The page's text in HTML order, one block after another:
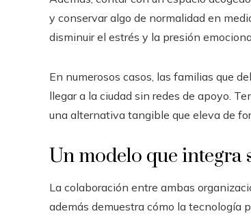
y conservar algo de normalidad en
disminuir el estrés y la presión
En numerosos casos, las familias que
llegar a la ciudad sin redes de apoyo.
una alternativa tangible que eleva de
Un modelo que integra
La colaboración entre ambas
además demuestra cómo la tecnología